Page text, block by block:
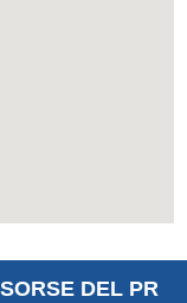
DEL PR